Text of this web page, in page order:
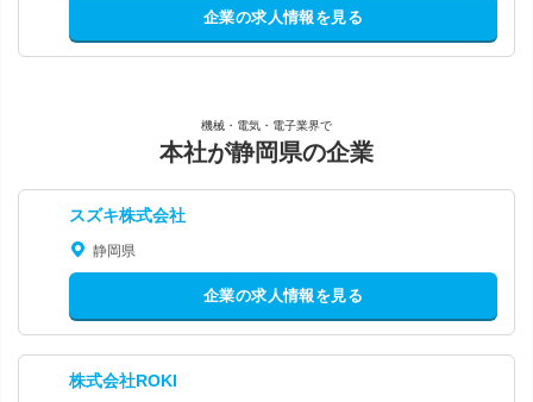
企業の求人情報を見る
機械・電気・電子業界で
本社が静岡県の企業
スズキ株式会社
静岡県
企業の求人情報を見る
株式会社ROKI